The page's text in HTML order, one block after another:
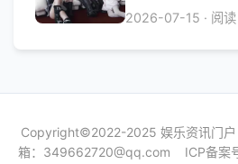
2026-07-15 · 阅
Copyright©2022-2025 娱乐资讯门
箱： 349662720@qq.com ICP备案